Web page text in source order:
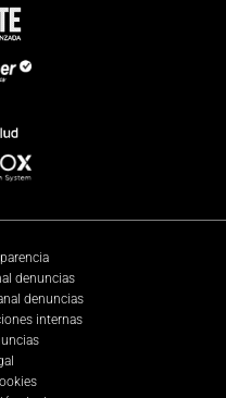
denuncias
denuncias
internas